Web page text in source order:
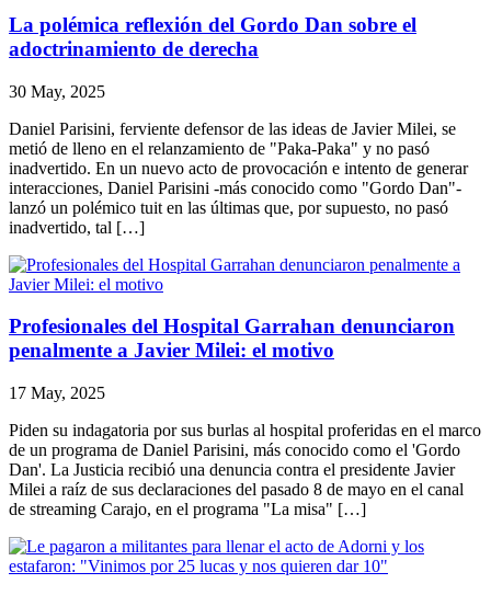
La polémica reflexión del Gordo Dan sobre el
adoctrinamiento de derecha
30 May, 2025
Daniel Parisini, ferviente defensor de las ideas de Javier Milei, se
metió de lleno en el relanzamiento de "Paka-Paka" y no pasó
inadvertido. En un nuevo acto de provocación e intento de generar
interacciones, Daniel Parisini -más conocido como "Gordo Dan"-
lanzó un polémico tuit en las últimas que, por supuesto, no pasó
inadvertido, tal […]
Profesionales del Hospital Garrahan denunciaron
penalmente a Javier Milei: el motivo
17 May, 2025
Piden su indagatoria por sus burlas al hospital proferidas en el marco
de un programa de Daniel Parisini, más conocido como el 'Gordo
Dan'. La Justicia recibió una denuncia contra el presidente Javier
Milei a raíz de sus declaraciones del pasado 8 de mayo en el canal
de streaming Carajo, en el programa "La misa" […]